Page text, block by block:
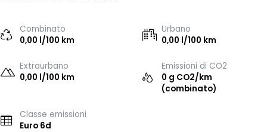
Combinato
0,00 l/100 km
Urbano
0,00 l/100 km
Extraurbano
0,00 l/100 km
Emissioni di CO2
0 g CO2/km
(combinato)
Classe emissioni
Euro 6d